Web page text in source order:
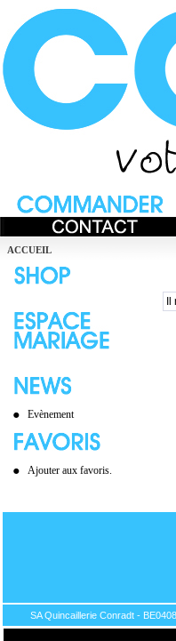
ACCUEIL
Evènement
Ajouter aux favoris.
SA Quincaillerie Conradt -